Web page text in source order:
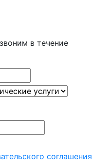
в течение
соглашения